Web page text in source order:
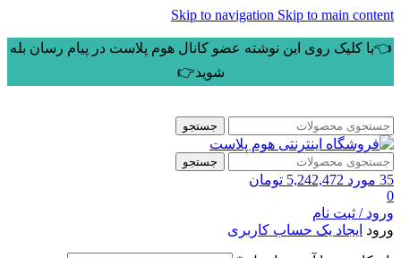
Skip to navigation Skip to main content
👈با کلیک روی این نوشته عضو کانال هوم پلاست در پیام رسان بله
شوید👉
جستجو
جستجو
35 مورد 5,242,472 تومان
0
ورود / ثبت نام
ورود ایجاد یک حساب کاربری